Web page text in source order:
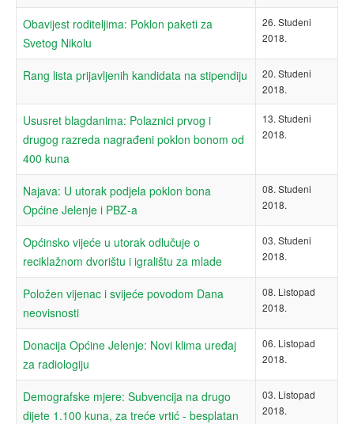
Obavijest roditeljima: Poklon paketi za
Svetog Nikolu
26. Studeni
2018.
Rang lista prijavljenih kandidata na stipendiju
20. Studeni
2018.
Ususret blagdanima: Polaznici prvog i
drugog razreda nagrađeni poklon bonom od
400 kuna
13. Studeni
2018.
Najava: U utorak podjela poklon bona
Općine Jelenje i PBZ-a
08. Studeni
2018.
Općinsko vijeće u utorak odlučuje o
reciklažnom dvorištu i igralištu za mlade
03. Studeni
2018.
Položen vijenac i svijeće povodom Dana
neovisnosti
08. Listopad
2018.
Donacija Općine Jelenje: Novi klima uređaj
za radiologiju
06. Listopad
2018.
Demografske mjere: Subvencija na drugo
dijete 1.100 kuna, za treće vrtić - besplatan
03. Listopad
2018.